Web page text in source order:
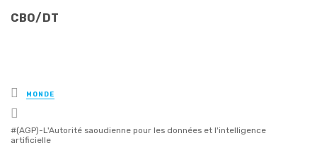
CBO/DT
Posted
in
MONDE
with
(AGP)-L'Autorité saoudienne pour les données et l'intelligence
artificielle